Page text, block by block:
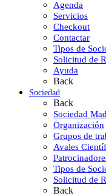
Agenda
Servicios
Checkout
Contactar
Tipos de
Solicitud de
Ayuda
Back
Sociedad
Back
Sociedad
Organización
Grupos de
Avales
Tipos de
Solicitud de
Back